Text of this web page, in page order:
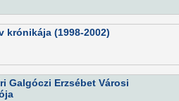
krónikája (1998-2002)
Galgóczi Erzsébet Városi